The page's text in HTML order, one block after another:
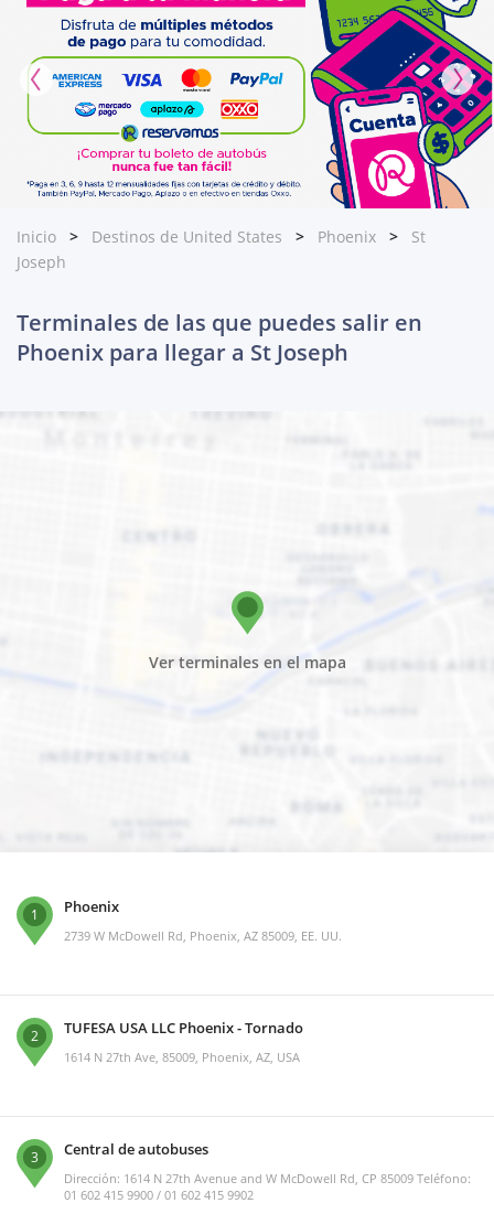
Inicio Destinos de United States Phoenix
St
Joseph
Terminales de las que puedes salir en
Phoenix para llegar a St Joseph
Ver terminales en el mapa
1 Phoenix
2739 W McDowell Rd, Phoenix, AZ 85009, EE. UU.
2 TUFESA USA LLC Phoenix - Tornado
1614 N 27th Ave, 85009, Phoenix, AZ, USA
3 Central de autobuses
Dirección: 1614 N 27th Avenue and W McDowell Rd, CP 85009 Teléfono:
01 602 415 9900 / 01 602 415 9902